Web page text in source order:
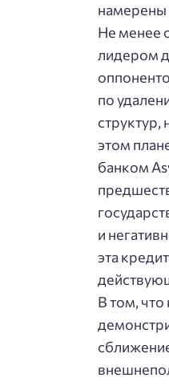
намерены
Не менее
лидером
по
структур,
этом
банком
и
эта
В том, что